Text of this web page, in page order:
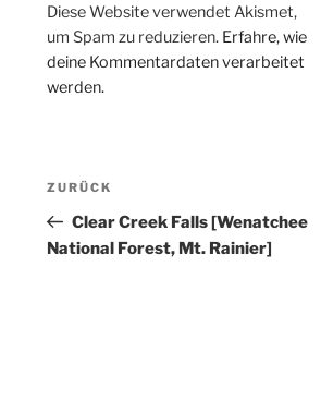
Diese Website verwendet Akismet,
um Spam zu reduzieren. Erfahre, wie
deine Kommentardaten verarbeitet
werden.
Beitragsnavigation
Vorheriger
Beitrag
ZURÜCK
Clear Creek Falls [Wenatchee
National Forest, Mt. Rainier]